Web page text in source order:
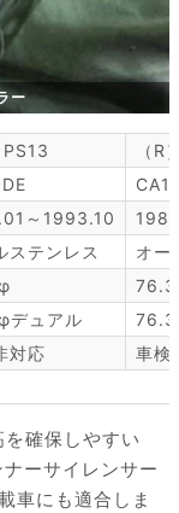
ー
PS13 （R
～1993.10
ステンレス オー
デュアル
対応 車検
確保しやすい
ーサイレンサー
車にも適合しま